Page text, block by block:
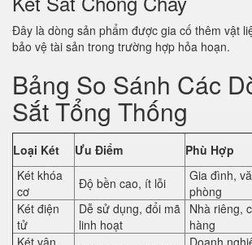
Đây là dòng sản phẩm được gia cố thêm vật
bảo vệ tài sản trong trường hợp hỏa hoạn.
Bảng So Sánh Các
Sắt Tổng Thống
Loại Két Ưu Điểm Phù Hợp
Két khóa
cơ
Độ bền cao, ít lỗi
Gia đình,
phòng
Két điện
tử
Dễ sử dụng, đổi mã
linh hoạt
Nhà riêng,
hàng
Két vân
Doanh